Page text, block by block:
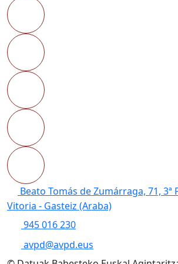
Beato Tomás de Zumárraga, 71, 3ª
Vitoria - Gasteiz (Araba)
945 016 230
avpd@avpd.eus